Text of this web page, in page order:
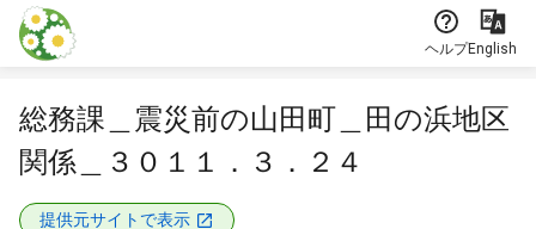
本文に飛ぶ
ヘルプEnglish
総務課＿震災前の山田町＿田の浜地区
関係＿３０１１．３．２４
提供元サイトで表示